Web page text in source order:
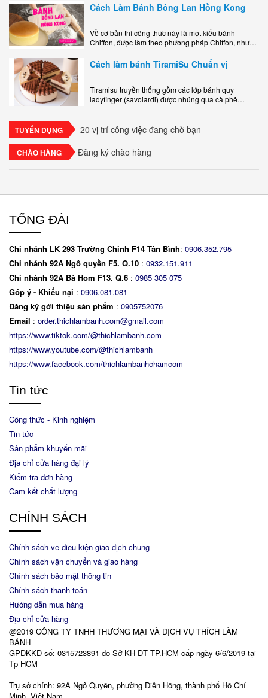
Cách Làm Bánh Bông Lan Hồng Kong
Về cơ bản thì công thức này là một kiểu bánh
Chiffon, được làm theo phương pháp Chiffon, nhưng
ngon, làm..
Cách làm bánh TiramiSu Chuẩn vị
Tiramisu truyền thống gồm các lớp bánh quy
ladyfinger (savoiardi) được nhúng qua cà phê
TUYỂN DỤNG 20 vị trí công việc đang chờ bạn
CHÀO HÀNG Đăng ký chào hàng
TỔNG ĐÀI
Chi nhánh LK 293 Trường Chinh F14 Tân Bình: 0906.352.795
Chi nhánh 92A Ngô quyền F5. Q.10 : 0932.151.911
Chi nhánh 92A Bà Hom F13. Q.6 : 0985 305 075
Góp ý - Khiếu nại : 0906.081.081
Đăng ký gới thiệu sản phẩm : 0905752076
Email : order.thichlambanh.com@gmail.com
https://www.tiktok.com/@thichlambanh.com
https://www.youtube.com/@thichlambanh
https://www.facebook.com/thichlambanhchamcom
Tin tức
Công thức - Kinh nghiệm
Tin tức
Sản phẩm khuyến mãi
Địa chỉ cửa hàng đại lý
Kiểm tra đơn hàng
Cam kết chất lượng
CHÍNH SÁCH
Chính sách về điều kiện giao dịch chung
Chính sách vận chuyển và giao hàng
Chính sách bảo mật thông tin
Chính sách thanh toán
Hướng dẫn mua hàng
Địa chỉ cửa hàng
@2019 CÔNG TY TNHH THƯƠNG MẠI VÀ DỊCH VỤ THÍCH LÀM
BÁNH
GPĐKKD số: 0315723891 do Sở KH-ĐT TP.HCM cấp ngày 6/6/2019 tại
Tp HCM
Trụ sở chính: 92A Ngô Quyền, phường Diên Hồng, thành phố Hồ Chí